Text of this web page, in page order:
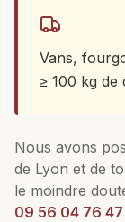
Vans,
≥ 100 kg de
Nous avons
de Lyon et de
le moindre
09 56 04 76 47